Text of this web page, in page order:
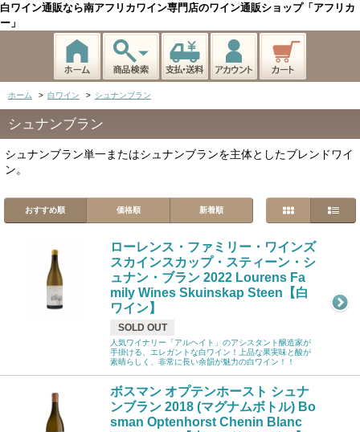
白ワイン通販なら南アフリカワイン専門店のワイン通販ショップ「アフリカ
ー」
ホーム > 白ワイン > シュナンブラン
シュナンブラン
シュナンブラン単一またはシュナンブランを主体としたブレンドワイ
ン。
おすすめ順 価格順 新着順
ローレンス・ファミリー・ワインズ
スカインスカップ・スティーン・シ
ュナン・ブラン 2022 Lourens Fa
mily Wines Skuinskap Steen【白
ワイン】
SOLD OUT
人気ワイナリー「アルヘイト」のアシスタント醸造家が
手掛ける、エレガントな白ワイン！上品な果実味と酸が
素晴らしく、非常に長い余韻が魅力の白ワイン！！
ボスマン オプテンホースト シュナ
ンブラン 2018 (マグナムボトル) Bo
sman Optenhorst Chenin Blanc